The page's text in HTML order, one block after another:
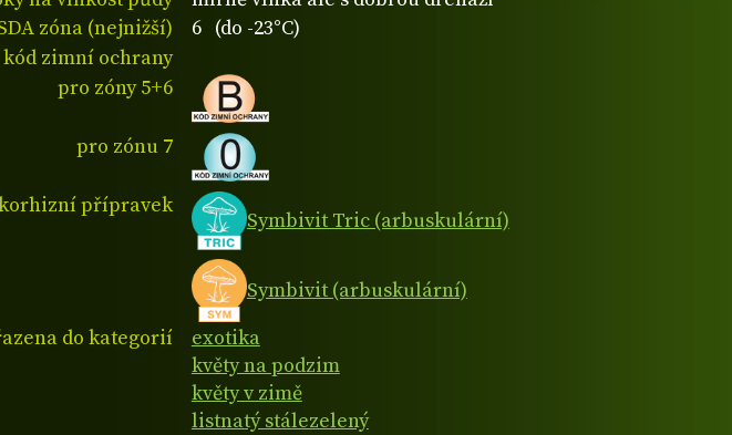
zóna (nejnižší)
6 (do -23°C)
kód zimní ochrany
pro zóny 5+6
pro zónu 7
přípravek
Symbivit Tric (arbuskulární)
Symbivit (arbuskulární)
do kategorií
exotika
květy na podzim
květy v zimě
listnatý stálezelený